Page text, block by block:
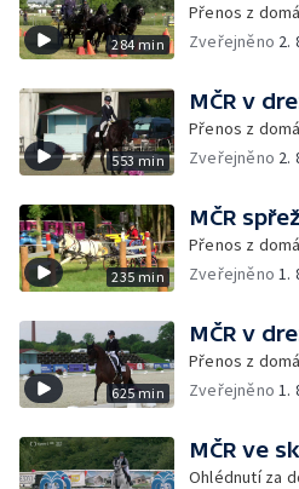
284 min
Přenos z
Zveřejněno 2.
553 min
MČR v
Přenos z
Zveřejněno 2.
235 min
MČR
Přenos z
Zveřejněno1.
625 min
MČR v
Přenos z
Zveřejněno1.
MČR ve
Ohlédnutí za